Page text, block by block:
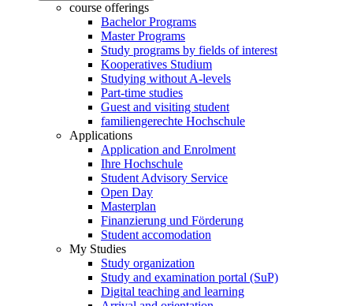
course offerings
Bachelor Programs
Master Programs
Study programs by fields of interest
Kooperatives Studium
Studying without A-levels
Part-time studies
Guest and visiting student
familiengerechte Hochschule
Applications
Application and Enrolment
Ihre Hochschule
Student Advisory Service
Open Day
Masterplan
Finanzierung und Förderung
Student accomodation
My Studies
Study organization
Study and examination portal (SuP)
Digital teaching and learning